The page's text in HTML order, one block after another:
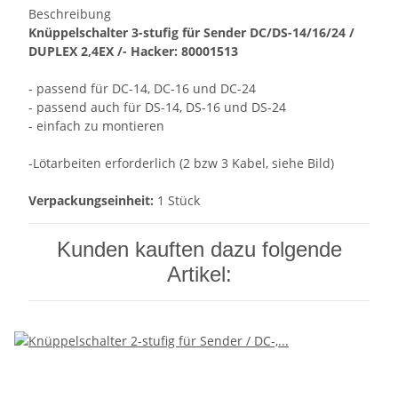
Beschreibung
Knüppelschalter 3-stufig für Sender DC/DS-14/16/24 /
DUPLEX 2,4EX /- Hacker: 80001513
- passend für DC-14, DC-16 und DC-24
- passend auch für DS-14, DS-16 und DS-24
- einfach zu montieren
-Lötarbeiten erforderlich (2 bzw 3 Kabel, siehe Bild)
Verpackungseinheit: 1 Stück
Kunden kauften dazu folgende
Artikel: